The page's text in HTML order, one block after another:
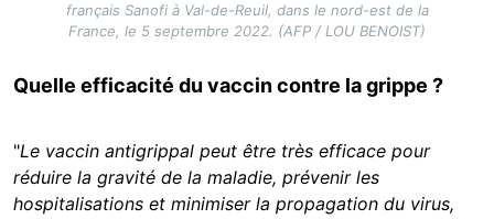
français Sanofi à Val-de-Reuil, dans le nord-est de la
France, le 5 septembre 2022. (AFP / LOU BENOIST)
Quelle efficacité du vaccin contre la grippe ?
"Le vaccin antigrippal peut être très efficace pour
réduire la gravité de la maladie, prévenir les
hospitalisations et minimiser la propagation du virus,